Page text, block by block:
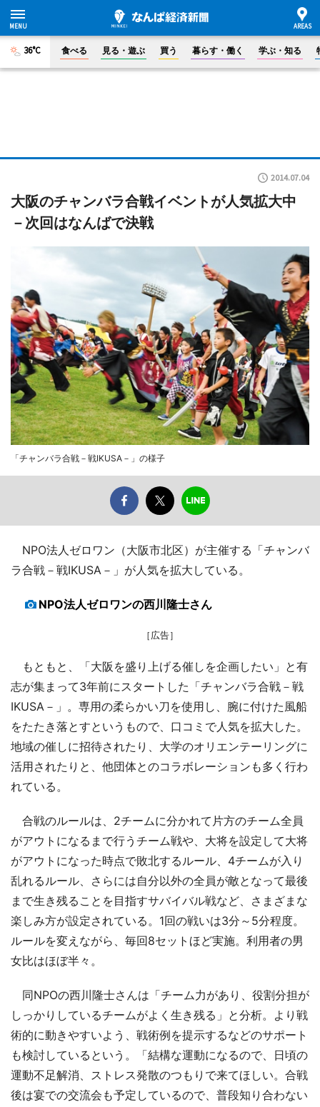
36°C 食べる 見る・遊ぶ 買う 暮らす・働く 学ぶ・知る
2014.07.04
大阪のチャンバラ合戦イベントが人気拡大中
－次回はなんばで決戦
「チャンバラ合戦－戦IKUSA－」の様子
NPO法人ゼロワン（大阪市北区）が主催する「チャンバ
ラ合戦－戦IKUSA－」が人気を拡大している。
NPO法人ゼロワンの西川隆士さん
［広告］
もともと、「大阪を盛り上げる催しを企画したい」と有
志が集まって3年前にスタートした「チャンバラ合戦－戦
IKUSA－」。専用の柔らかい刀を使用し、腕に付けた風船
をたたき落とすというもので、口コミで人気を拡大した。
地域の催しに招待されたり、大学のオリエンテーリングに
活用されたりと、他団体とのコラボレーションも多く行わ
れている。
合戦のルールは、2チームに分かれて片方のチーム全員
がアウトになるまで行うチーム戦や、大将を設定して大将
がアウトになった時点で敗北するルール、4チームが入り
乱れるルール、さらには自分以外の全員が敵となって最後
まで生き残ることを目指すサバイバル戦など、さまざまな
楽しみ方が設定されている。1回の戦いは3分～5分程度。
ルールを変えながら、毎回8セットほど実施。利用者の男
女比はほぼ半々。
同NPOの西川隆士さんは「チーム力があり、役割分担が
しっかりしているチームがよく生き残る」と分析。より戦
術的に動きやすいよう、戦術例を提示するなどのサポート
も検討しているという。「結構な運動になるので、日頃の
運動不足解消、ストレス発散のつもりで来てほしい。合戦
後は宴での交流会も予定しているので、普段知り合わない